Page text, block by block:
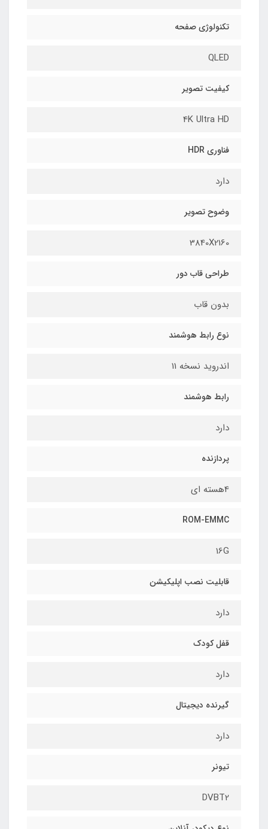
تکنولوژی صفحه
QLED
کیفیت تصویر
4K Ultra HD
فناوری HDR
دارد
وضوح تصویر
3840X2160
طراحی قاب دور
بدون قاب
نوع رابط هوشمند
اندروید نسخه 11
رابط هوشمند
دارد
پردازنده
4هسته ای
ROM-EMMC
16G
قابلیت نصب اپلیکیشن
دارد
قفل کودک
دارد
گیرنده دیجیتال
دارد
تیونر
DVBT2